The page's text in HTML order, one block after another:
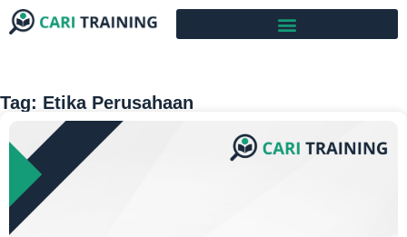
Tag: Etika Perusahaan